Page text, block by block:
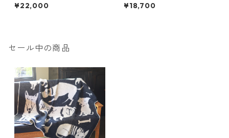
ンツ（an2576）
¥22,000
R MESH LINEN P.O SHT (MNN
-SH-279)
¥18,700
セール中の商品